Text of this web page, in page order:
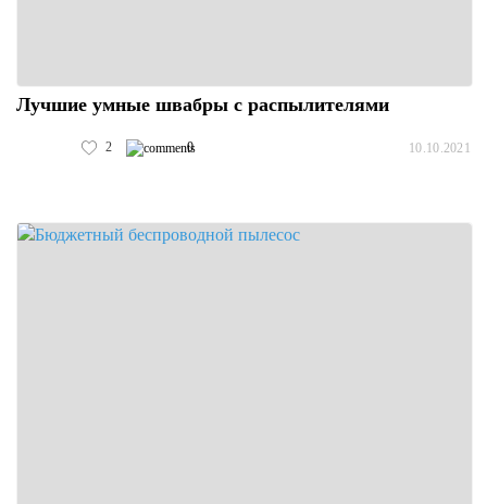
Лучшие умные швабры с распылителями
2 0 10.10.2021